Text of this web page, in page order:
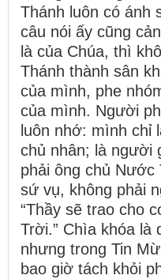
Thánh luôn có ánh
câu nói ấy cũng
là của Chúa, thì
Thánh thành sân
của mình, phe
của mình. Người
luôn nhớ: mình chỉ
chủ nhân; là người
phải ông chủ
sứ vụ, không phải
“Thầy sẽ trao cho
Trời.” Chìa khóa là
nhưng trong Tin
bao giờ tách khỏi